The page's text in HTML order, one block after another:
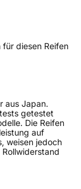
diesen Reifen
aus Japan.
getestet
Die Reifen
auf
weisen jedoch